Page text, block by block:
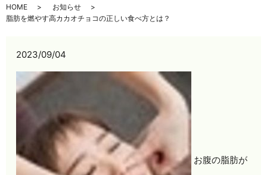
HOME
お知らせ
脂肪を燃やす高カカオチョコの正しい食べ方とは？
2023/09/04
ㅤ お腹の脂肪が